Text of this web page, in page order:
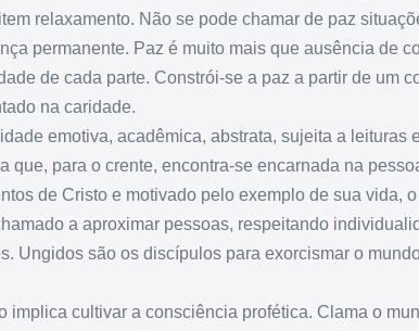
relaxamento. Não se pode chamar de paz
permanente. Paz é muito mais que ausência de
de cada parte. Constrói-se a paz a partir de um
na caridade.
emotiva, acadêmica, abstrata, sujeita a leituras
que, para o crente, encontra-se encarnada na
de Cristo e motivado pelo exemplo de sua vida,
a aproximar pessoas, respeitando
Ungidos são os discípulos para exorcismar o
implica cultivar a consciência profética. Clama o